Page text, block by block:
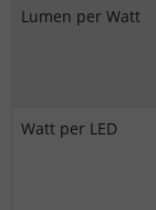
Lumen per Watt
Watt per LED